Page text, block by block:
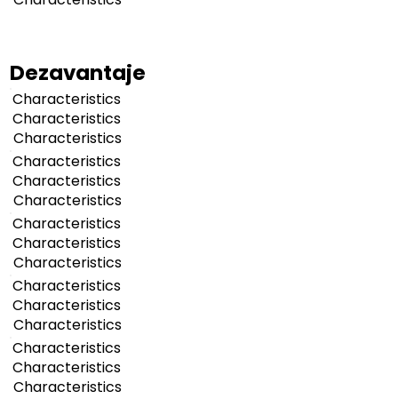
Dezavantaje
Characteristics
Characteristics
Characteristics
Characteristics
Characteristics
Characteristics
Characteristics
Characteristics
Characteristics
Characteristics
Characteristics
Characteristics
Characteristics
Characteristics
Characteristics